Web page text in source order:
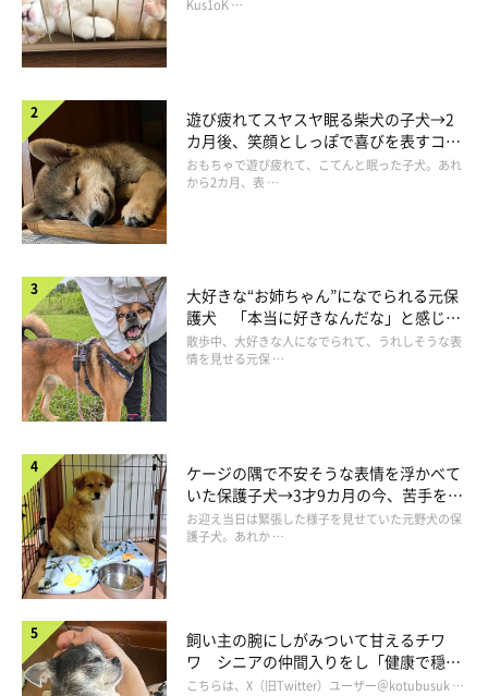
そんな飼い主さんは「あざと可愛いっていうのはこのことか...」
くんは自分の可愛さを利用した見事な作戦を思いつき、成功した
ようですね！
あざと可愛いむぎくんの姿は、動画でチェッ
ク♪
長！
Kus1oK …
遊び疲れてスヤスヤ眠る柴犬の子犬→2
カ月後、笑顔としっぽで喜びを表すコに
成長！
おもちゃで遊び疲れて、こてんと眠った子犬。あれ
から2カ月、表 …
大好きな“お姉ちゃん”になでられる元保
護犬 「本当に好きなんだな」と感じる
表情にほっこり
散歩中、大好きな人になでられて、うれしそうな表
情を見せる元保 …
ケージの隅で不安そうな表情を浮かべて
いた保護子犬→3才9カ月の今、苦手を克
服し頼もしいコに成長！
お迎え当日は緊張した様子を見せていた元野犬の保
護子犬。あれか …
飼い主の腕にしがみついて甘えるチワ
ワ シニアの仲間入りをし「健康で穏や
かな暮らしが続いてほしい」と願う
こちらは、X（旧Twitter）ユーザー＠kotubusuk …